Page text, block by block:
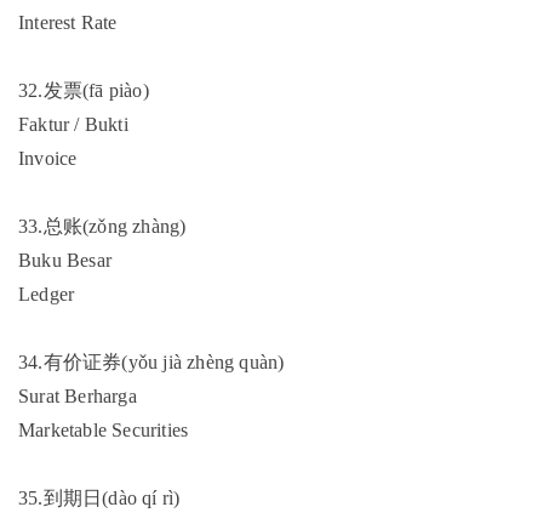
Interest Rate
32.发票(fā piào)
Faktur / Bukti
Invoice
33.总账(zǒng zhàng)
Buku Besar
Ledger
34.有价证券(yǒu jià zhèng quàn)
Surat Berharga
Marketable Securities
35.到期日(dào qí rì)